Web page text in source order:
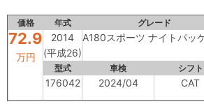
価格 年式 グレード
72.9
万円
2014
(平成26)
A180スポーツ ナイトパッ
型式 車検 シフト
176042 2024/04 CAT